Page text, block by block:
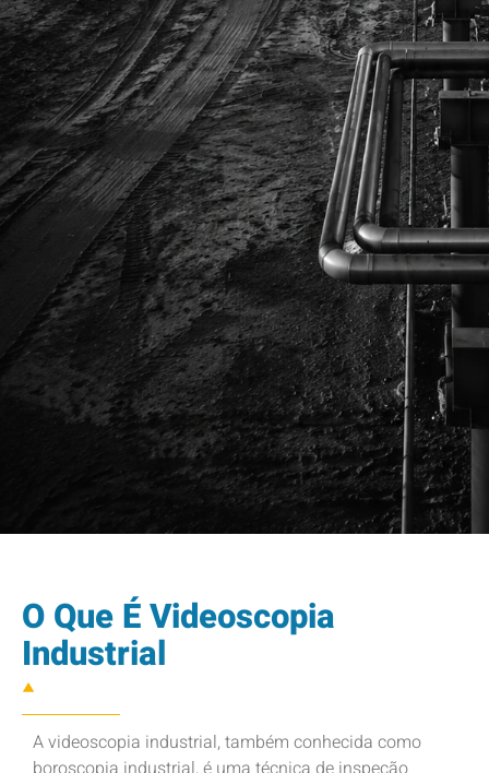
O Que É Videoscopia
Industrial
A videoscopia industrial, também conhecida como